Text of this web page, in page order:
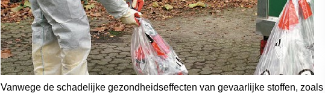
Vanwege de schadelijke gezondheidseffecten van gevaarlijke stoffen, zoals